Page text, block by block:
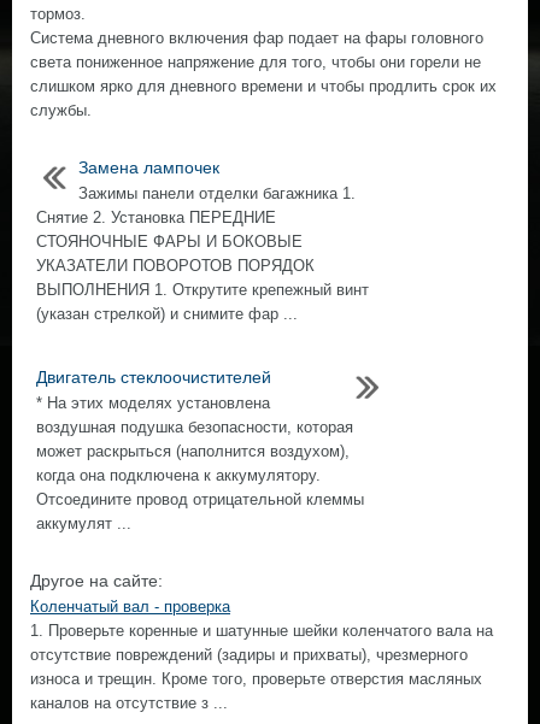
тормоз.
Система дневного включения фар подает на фары головного
света пониженное напряжение для того, чтобы они горели не
слишком ярко для дневного времени и чтобы продлить срок их
службы.
Замена лампочек
Зажимы панели отделки багажника 1.
Снятие 2. Установка ПЕРЕДНИЕ
СТОЯНОЧНЫЕ ФАРЫ И БОКОВЫЕ
УКАЗАТЕЛИ ПОВОРОТОВ ПОРЯДОК
ВЫПОЛНЕНИЯ 1. Открутите крепежный винт
(указан стрелкой) и снимите фар ...
Двигатель стеклоочистителей
* На этих моделях установлена
воздушная подушка безопасности, которая
может раскрыться (наполнится воздухом),
когда она подключена к аккумулятору.
Отсоедините провод отрицательной клеммы
аккумулят ...
Другое на сайте:
Коленчатый вал - проверка
1. Проверьте коренные и шатунные шейки коленчатого вала на
отсутствие повреждений (задиры и прихваты), чрезмерного
износа и трещин. Кроме того, проверьте отверстия масляных
каналов на отсутствие з ...